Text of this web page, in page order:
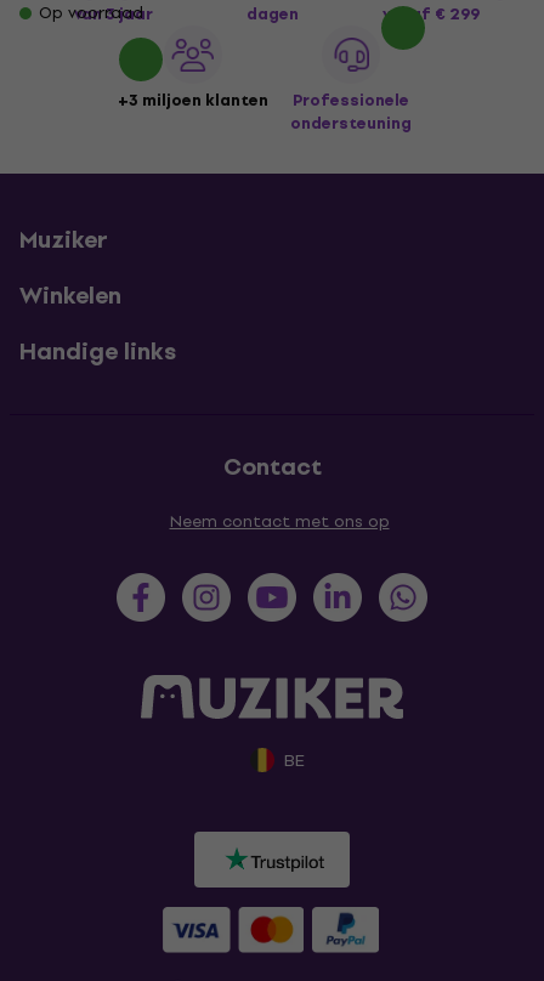
Op voorraad
van 3 jaar
dagen
vanaf € 299
+3 miljoen klanten
Professionele
ondersteuning
Muziker
Winkelen
Handige links
Contact
Neem contact met ons op
BE